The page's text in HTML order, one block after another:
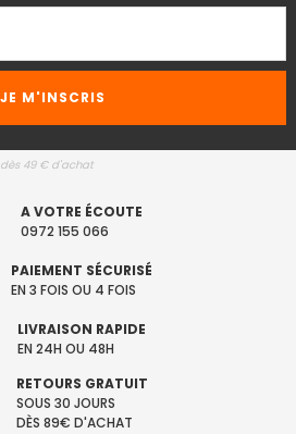
dès 49 € d'achat
A VOTRE ÉCOUTE
0972 155 066
PAIEMENT SÉCURISÉ
EN 3 FOIS OU 4 FOIS
LIVRAISON RAPIDE
EN 24H OU 48H
RETOURS GRATUIT
SOUS 30 JOURS
DÈS 89€ D'ACHAT